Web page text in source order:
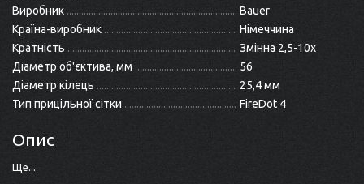
Виробник
Bauer
Країна-виробник
Німеччина
Кратність
Змінна 2,5-10x
Діаметр об'єктива, мм
56
Діаметр кілець
25,4 мм
Тип прицільної сітки
FireDot 4
Опис
Ще...